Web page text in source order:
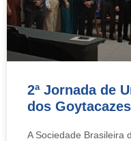
2ª Jornada de
dos Goytacazes
A Sociedade Brasileira